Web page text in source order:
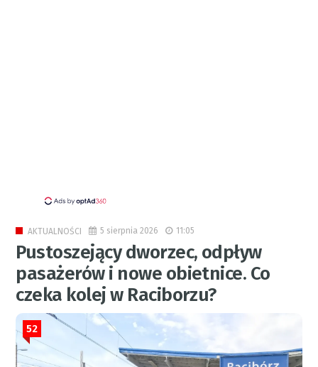
AKTUALNOŚCI 5 sierpnia 2026 11:05
Pustoszejący dworzec, odpływ
pasażerów i nowe obietnice. Co
czeka kolej w Raciborzu?
52